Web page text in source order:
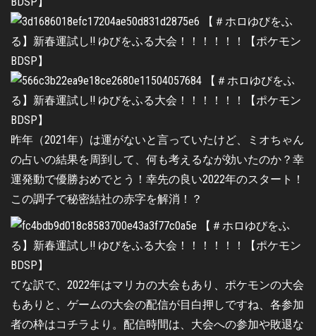
昨年（2021年）は運がないと言っていたけど、ミオちゃん
の占いの結果を周到して、何も考えるなが効いたのか？幸
運発動で優勝おめでとう！幸先の良い2022年のスタート！
この調子で秘密結社の赤字を解消！？
てな訳で、2022年はマリカの大会もあり、ポケモンの大会
もありと、ゲームの大会の配信が目白押しですね、各参加
者の枠はコチラより。配信時間は、大会への参加や敗退な